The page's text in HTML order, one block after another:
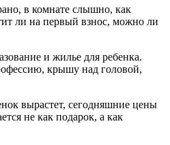
в комнате слышно, как
ли на первый взнос, можно ли
и жилье для ребенка.
крышу над головой,
вырастет, сегодняшние цены
не как подарок, а как